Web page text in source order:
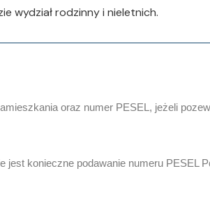
wydział rodzinny i nieletnich.
oraz numer PESEL, jeżeli
konieczne podawanie numeru PESEL